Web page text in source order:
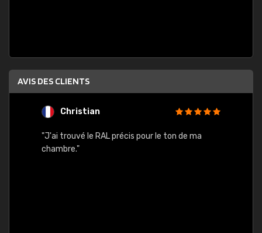
AVIS DES CLIENTS
Christian
"J'ai trouvé le RAL précis pour le ton de ma
chambre."